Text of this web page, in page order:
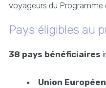
voyageurs du Programme
Pays éligibles au
38 pays bénéficiaires
Union